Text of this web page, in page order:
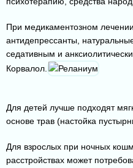
При медикаментозном
антидепрессанты,
седативным и
Корвалол.
Для детей лучше подходят
основе трав (настойка
Для взрослых при ночных
расстройствах может